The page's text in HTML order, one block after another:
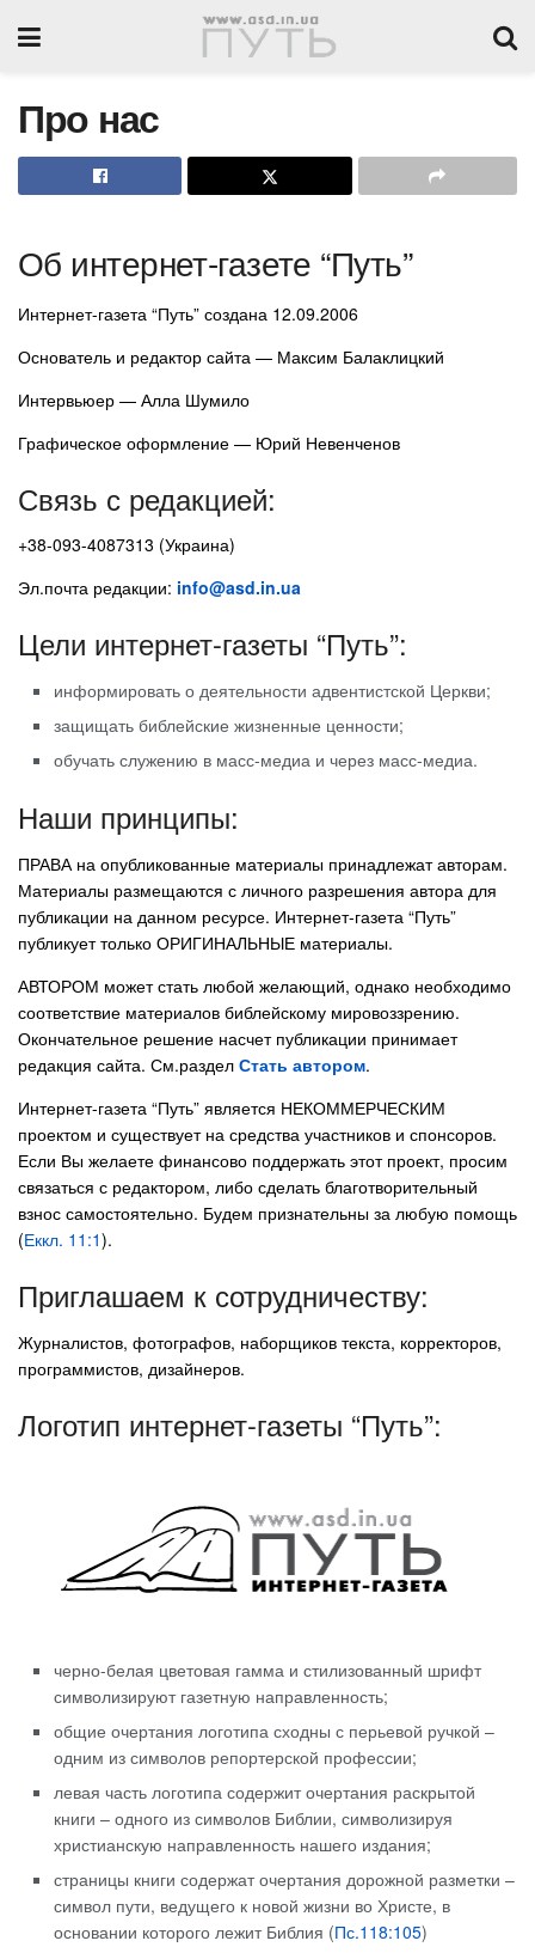
Про нас
Об интернет-газете “Путь”
Интернет-газета “Путь” создана 12.09.2006
Основатель и редактор сайта — Максим Балаклицкий
Интервьюер — Алла Шумило
Графическое оформление — Юрий Невенченов
Связь с редакцией:
+38-093-4087313 (Украина)
Эл.почта редакции: info@asd.in.ua
Цели интернет-газеты “Путь”:
информировать о деятельности адвентистской Церкви;
защищать библейские жизненные ценности;
обучать служению в масс-медиа и через масс-медиа.
Наши принципы:
ПРАВА на опубликованные материалы принадлежат авторам.
Материалы размещаются с личного разрешения автора для
публикации на данном ресурсе. Интернет-газета “Путь”
публикует только ОРИГИНАЛЬНЫЕ материалы.
АВТОРОМ может стать любой желающий, однако необходимо
соответствие материалов библейскому мировоззрению.
Окончательное решение насчет публикации принимает
редакция сайта. См.раздел Стать автором.
Интернет-газета “Путь” является НЕКОММЕРЧЕСКИМ
проектом и существует на средства участников и спонсоров.
Если Вы желаете финансово поддержать этот проект, просим
связаться с редактором, либо сделать благотворительный
взнос самостоятельно. Будем признательны за любую помощь
(Еккл. 11:1).
Приглашаем к сотрудничеству:
Журналистов, фотографов, наборщиков текста, корректоров,
программистов, дизайнеров.
Логотип интернет-газеты “Путь”:
черно-белая цветовая гамма и стилизованный шрифт
символизируют газетную направленность;
общие очертания логотипа сходны с перьевой ручкой –
одним из символов репортерской профессии;
левая часть логотипа содержит очертания раскрытой
книги – одного из символов Библии, символизируя
христианскую направленность нашего издания;
страницы книги содержат очертания дорожной разметки –
символ пути, ведущего к новой жизни во Христе, в
основании которого лежит Библия (Пс.118:105)